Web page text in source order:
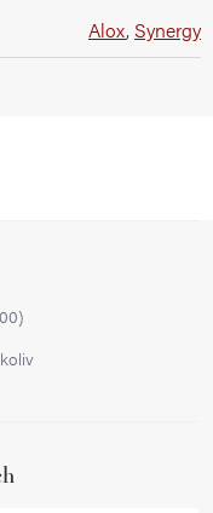
Alox, Synergy